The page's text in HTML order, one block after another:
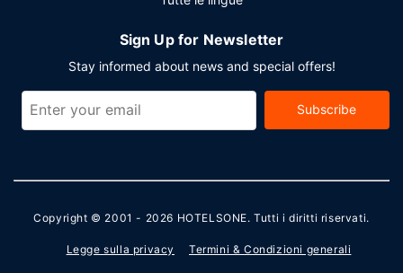
Sign Up for Newsletter
Stay informed about news and special offers!
Subscribe
Copyright © 2001 - 2026 HOTELSONE. Tutti i diritti riservati.
Legge sulla privacy Termini & Condizioni generali